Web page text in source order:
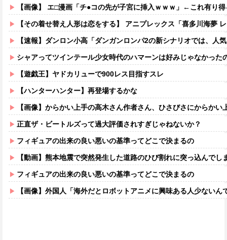
【画像】 エ□漫画「チ●コの先が子宮に挿入ｗｗｗ」←これ有り
【その着せ替え人形は恋をする】 アニプレックス「喜多川海夢 レースクイーン
【速報】ダンロン小高「ダンガンロンパ2の新シナリオでは、人
シャアってツインテール少女時代のハマーンは好みじゃなかった
【遊戯王】ヤドカリューで900レス目指すスレ
【ハンターハンター】再登場するかな
【画像】からかい上手の高木さん作者さん、ひさびさにからかい上手の高木
正直ザ・ビートルズって過大評価されすぎじゃねないか？
フィギュアの出来の良い悪いの基準ってどこで決まるの
【動画】熊本地震で突然発生した道路のひび割れに突っ込んでし
フィギュアの出来の良い悪いの基準ってどこで決まるの
【画像】外国人「海外だとロボットアニメに興味ある人少ないん